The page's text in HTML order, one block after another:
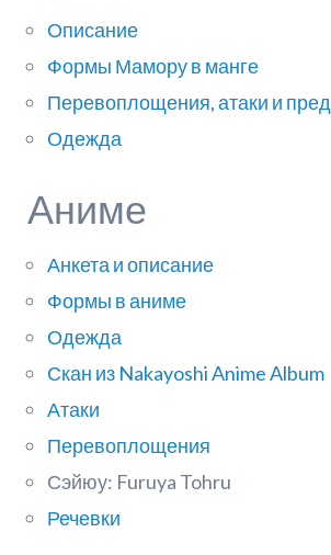
Описание
Формы Мамору в манге
Перевоплощения, атаки и
Одежда
Аниме
Анкета и описание
Формы в аниме
Одежда
Скан из Nakayoshi Anime Album
Атаки
Перевоплощения
Сэйюу: Furuya Tohru
Речевки